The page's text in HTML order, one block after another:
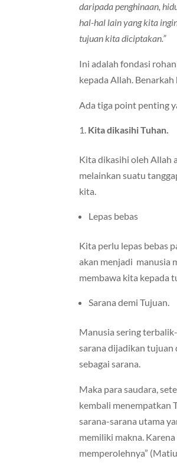
daripada penghinaan,
hal-hal lain yang kita
tujuan kita diciptakan.”
Ini adalah fondasi
kepada Allah.
Ada tiga point penting
Kita dikasihi Tuhan.
Kita dikasihi oleh Allah
melainkan suatu
kita.
Lepas bebas
Kita perlu lepas bebas
akan menjadi manusia
membawa kita kepada
Sarana demi Tujuan.
Manusia sering
sarana dijadikan tujuan
sebagai sarana.
Maka para saudara,
kembali menempatkan
sarana-sarana utama
memiliki makna.
memperolehnya”